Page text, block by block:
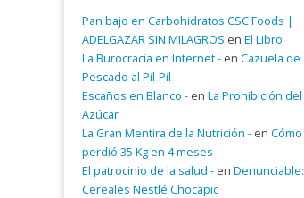
Pan bajo en Carbohidratos CSC Foods |
ADELGAZAR SIN MILAGROS en El Libro
La Burocracia en Internet - en Cazuela de
Pescado al Pil-Pil
Escaños en Blanco - en La Prohibición del
Azúcar
La Gran Mentira de la Nutrición - en Cómo
perdió 35 Kg en 4 meses
El patrocinio de la salud - en Denunciable:
Cereales Nestlé Chocapic